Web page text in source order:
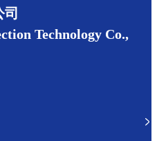
Technology Co.,